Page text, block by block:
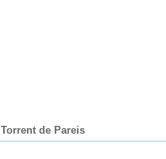
Torrent de Pareis